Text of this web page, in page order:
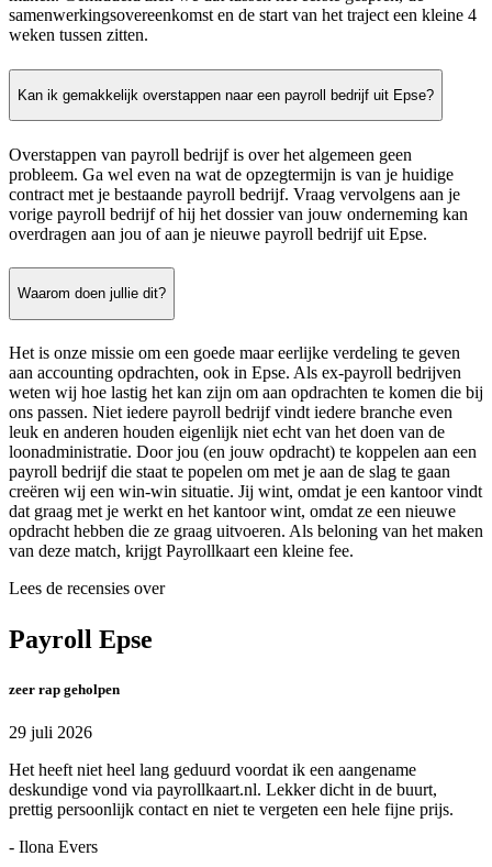
samenwerkingsovereenkomst en de start van het traject een kleine 4
weken tussen zitten.
Kan ik gemakkelijk overstappen naar een payroll bedrijf uit Epse?
Overstappen van payroll bedrijf is over het algemeen geen
probleem. Ga wel even na wat de opzegtermijn is van je huidige
contract met je bestaande payroll bedrijf. Vraag vervolgens aan je
vorige payroll bedrijf of hij het dossier van jouw onderneming kan
overdragen aan jou of aan je nieuwe payroll bedrijf uit Epse.
Waarom doen jullie dit?
Het is onze missie om een goede maar eerlijke verdeling te geven
aan accounting opdrachten, ook in Epse. Als ex-payroll bedrijven
weten wij hoe lastig het kan zijn om aan opdrachten te komen die bij
ons passen. Niet iedere payroll bedrijf vindt iedere branche even
leuk en anderen houden eigenlijk niet echt van het doen van de
loonadministratie. Door jou (en jouw opdracht) te koppelen aan een
payroll bedrijf die staat te popelen om met je aan de slag te gaan
creëren wij een win-win situatie. Jij wint, omdat je een kantoor vindt
dat graag met je werkt en het kantoor wint, omdat ze een nieuwe
opdracht hebben die ze graag uitvoeren. Als beloning van het maken
van deze match, krijgt Payrollkaart een kleine fee.
Lees de recensies over
Payroll Epse
zeer rap geholpen
29 juli 2026
Het heeft niet heel lang geduurd voordat ik een aangename
deskundige vond via payrollkaart.nl. Lekker dicht in de buurt,
prettig persoonlijk contact en niet te vergeten een hele fijne prijs.
- Ilona Evers